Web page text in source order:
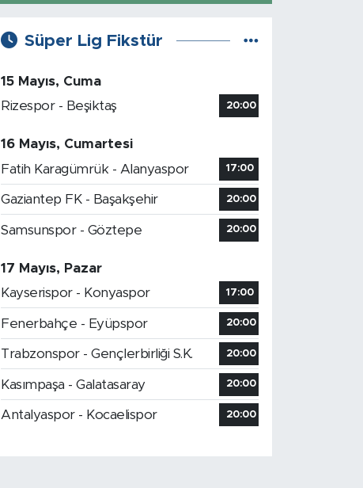
Süper Lig Fikstür
15 Mayıs, Cuma
Rizespor - Beşiktaş
20:00
16 Mayıs, Cumartesi
Fatih Karagümrük - Alanyaspor
17:00
Gaziantep FK - Başakşehir 20:00
Samsunspor - Göztepe 20:00
17 Mayıs, Pazar
Kayserispor - Konyaspor
17:00
Fenerbahçe - Eyüpspor 20:00
Trabzonspor - Gençlerbirliği S.K. 20:00
Kasımpaşa - Galatasaray 20:00
Antalyaspor - Kocaelispor 20:00